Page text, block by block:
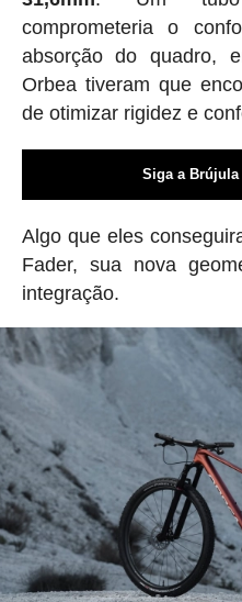
comprometeria o
absorção do quadro,
Orbea tiveram que
de otimizar rigidez e
Siga a
Algo que eles
Fader, sua nova
integração.